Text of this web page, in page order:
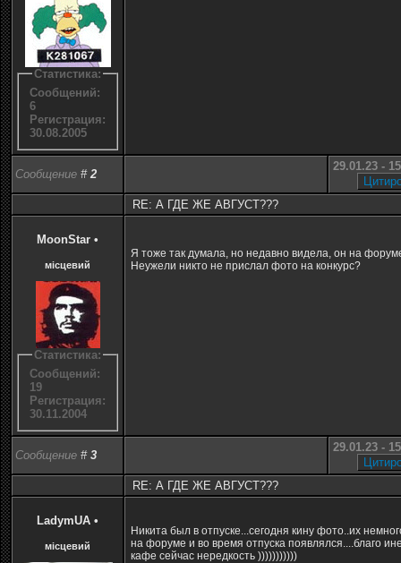
Статистика:
Сообщений:
6
Регистрация:
30.08.2005
Сообщение # 2
29.01.23 -
RE: А ГДЕ ЖЕ АВГУСТ???
MoonStar •
місцевий
Статистика:
Сообщений:
19
Регистрация:
30.11.2004
Я тоже так думала, но недавно видела, он на
Неужели никто не прислал фото на конкурс?
Сообщение # 3
29.01.23 -
RE: А ГДЕ ЖЕ АВГУСТ???
LadymUA •
місцевий
Никита был в отпуске...сегодня кину фото..их
на форуме и во время отпуска появлялся....благо
кафе сейчас нередкость )))))))))))